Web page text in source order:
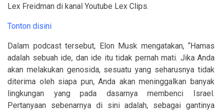
Lex Freidman di kanal Youtube Lex Clips.
Tonton disini
Dalam podcast tersebut, Elon Musk mengatakan, “Hamas
adalah sebuah ide, dan ide itu tidak pernah mati. Jika Anda
akan melakukan genosida, sesuatu yang seharusnya tidak
diterima oleh siapa pun, Anda akan meninggalkan banyak
lingkungan yang pada dasarnya membenci Israel.
Pertanyaan sebenarnya di sini adalah, sebagai gantinya